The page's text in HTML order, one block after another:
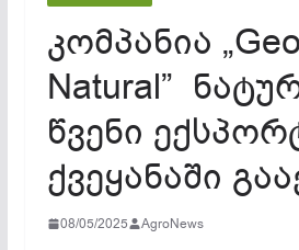
კომპანია
Natural”
წვენი
ქვეყანაში
08/05/2025 AgroNews